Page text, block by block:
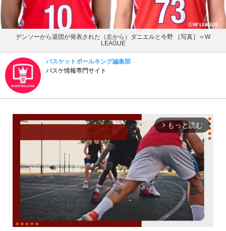
デンソーから退団が発表された（左から）ダニエルと今野 ［写真］＝W
LEAGUE
バスケットボールキング編集部
バスケ情報専門サイト
arrow_forward_ios もっと読む